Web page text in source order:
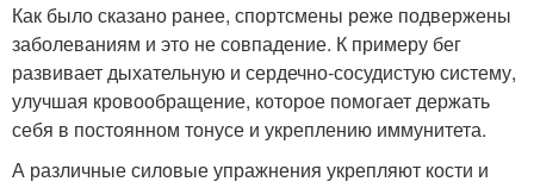
Как было сказано ранее, спортсмены реже подвержены
заболеваниям и это не совпадение. К примеру бег
развивает дыхательную и сердечно-сосудистую систему,
улучшая кровообращение, которое помогает держать
себя в постоянном тонусе и укреплению иммунитета.
А различные силовые упражнения укрепляют кости и